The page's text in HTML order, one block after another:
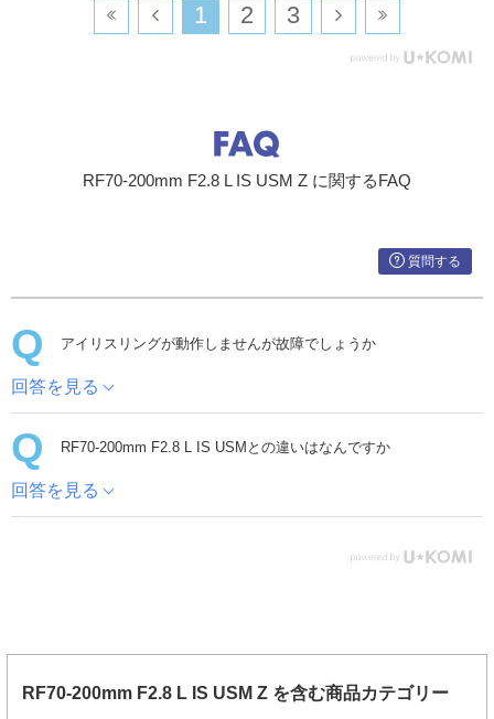
​1 ​2 ​3
RF70-200mm F2.8 L IS USM Z に関するFAQ
質問する
アイリスリングが動作しませんが故障でしょうか
回答を見る
RF70-200mm F2.8 L IS USMとの違いはなんですか
回答を見る
RF70-200mm F2.8 L IS USM Z を含む商品カテゴリー